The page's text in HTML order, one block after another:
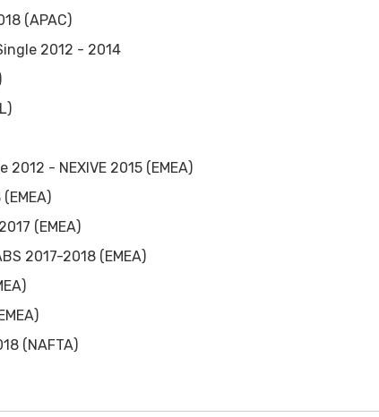
(APAC)
2012 - 2014
- NEXIVE 2015 (EMEA)
(EMEA)
2017-2018 (EMEA)
(NAFTA)